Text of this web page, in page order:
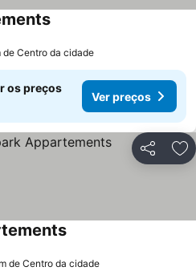
Ver preços
de Centro da cidade
os preços
Ver preços
Partilhar
Ver preços
de Centro da cidade